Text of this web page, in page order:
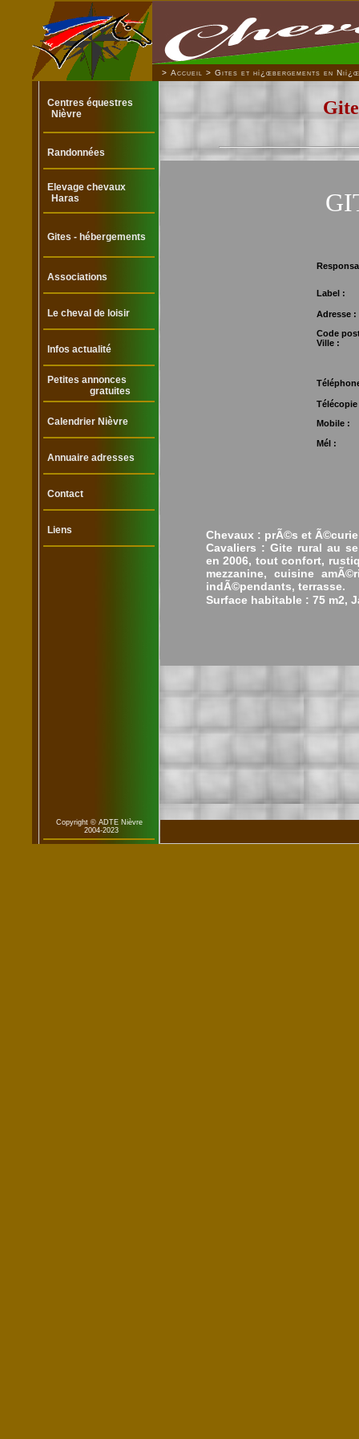
> Accueil > Gites et hï¿œbergements en
Centres équestres
Nièvre
Randonnées
Elevage chevaux
Haras
Gites - hébergements
Associations
Le cheval de loisir
Infos actualité
Petites annonces
gratuites
Calendrier Nièvre
Annuaire adresses
Contact
Liens
Copyright © ADTE Nièvre
2004-2023
Label :
Adresse :
Code
Ville :
Mobile :
Mél :
Chevaux : prÃ©s et
Cavaliers : Gite rural au
en 2006, tout confort,
mezzanine, cuisine
indÃ©pendants, terrasse.
Surface habitable : 75 m2,